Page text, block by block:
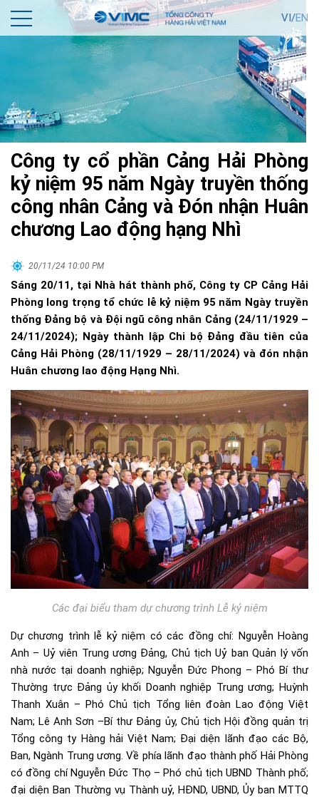
VI/EN
Công ty cổ phần Cảng Hải Phòng
kỷ niệm 95 năm Ngày truyền thống
công nhân Cảng và Đón nhận Huân
chương Lao động hạng Nhì
20/11/24 10:00 PM
Sáng 20/11, tại Nhà hát thành phố, Công ty CP Cảng Hải
Phòng long trọng tổ chức lễ kỷ niệm 95 năm Ngày truyền
thống Đảng bộ và Đội ngũ công nhân Cảng (24/11/1929 –
24/11/2024); Ngày thành lập Chi bộ Đảng đầu tiên của
Cảng Hải Phòng (28/11/1929 – 28/11/2024) và đón nhận
Huân chương lao động Hạng Nhì.
Các đại biểu tham dự chương trình Lễ kỷ niệm
Dự chương trình lễ kỷ niệm có các đồng chí: Nguyễn Hoàng
Anh – Uỷ viên Trung ương Đảng, Chủ tịch Uỷ ban Quản lý vốn
nhà nước tại doanh nghiệp; Nguyễn Đức Phong – Phó Bí thư
Thường trực Đảng ủy khối Doanh nghiệp Trung ương; Huỳnh
Thanh Xuân – Phó Chủ tịch Tổng liên đoàn Lao động Việt
Nam; Lê Anh Sơn –Bí thư Đảng ủy, Chủ tịch Hội đồng quản trị
Tổng công ty Hàng hải Việt Nam; Đại diện lãnh đạo các Bộ,
Ban, Ngành Trung ương. Về phía lãnh đạo thành phố Hải Phòng
có đồng chí Nguyễn Đức Thọ – Phó chủ tịch UBND Thành phố;
đại diện Ban Thường vụ Thành uỷ, HĐND, UBND, Ủy ban MTTQ